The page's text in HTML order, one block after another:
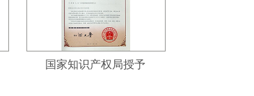
国家知识产权局授予